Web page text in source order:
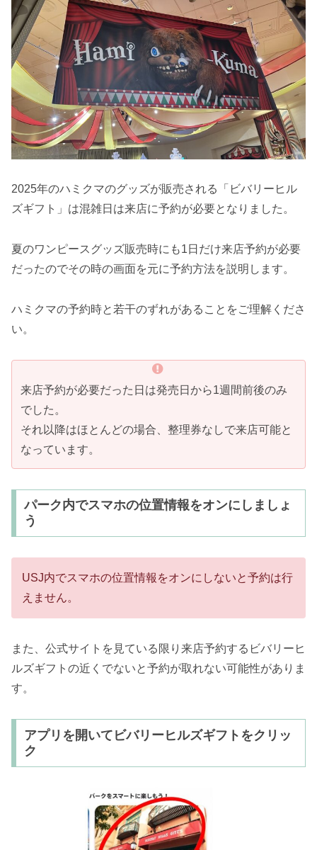
2025年のハミクマのグッズが販売される「ビバリーヒル
ズギフト」は混雑日は来店に予約が必要となりました。
夏のワンピースグッズ販売時にも1日だけ来店予約が必要
だったのでその時の画面を元に予約方法を説明します。
ハミクマの予約時と若干のずれがあることをご理解くださ
い。
来店予約が必要だった日は発売日から1週間前後のみ
でした。
それ以降はほとんどの場合、整理券なしで来店可能と
なっています。
パーク内でスマホの位置情報をオンにしましょ
う
USJ内でスマホの位置情報をオンにしないと予約は行
えません。
また、公式サイトを見ている限り来店予約するビバリーヒ
ルズギフトの近くでないと予約が取れない可能性がありま
す。
アプリを開いてビバリーヒルズギフトをクリッ
ク